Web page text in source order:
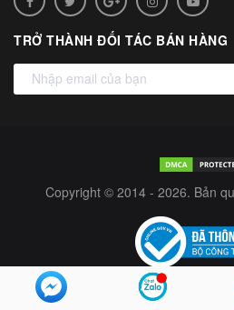
TRỞ THÀNH ĐỐI TÁC BÁN HÀNG
Copyright © 2014 - 2026. Bản